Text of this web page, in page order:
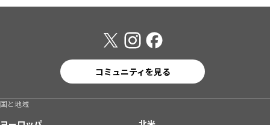
コミュニティを見る
国と地域